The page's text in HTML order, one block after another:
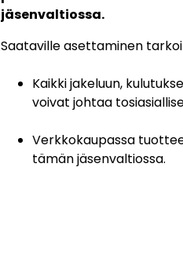
jäsenvaltiossa.
Saataville asettaminen
Kaikki jakeluun,
voivat johtaa
Verkkokaupassa
tämän jäsenvaltiossa.